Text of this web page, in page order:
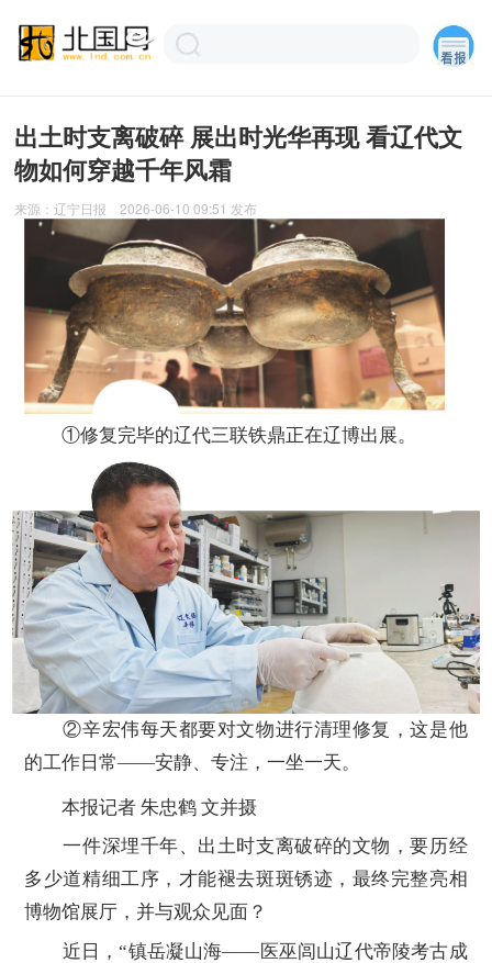
出土时支离破碎 展出时光华再现 看辽代文
物如何穿越千年风霜
来源：辽宁日报 2026-06-10 09:51 发布
①修复完毕的辽代三联铁鼎正在辽博出展。
②辛宏伟每天都要对文物进行清理修复，这是他
的工作日常——安静、专注，一坐一天。
本报记者 朱忠鹤 文并摄
一件深埋千年、出土时支离破碎的文物，要历经
多少道精细工序，才能褪去斑斑锈迹，最终完整亮相
博物馆展厅，并与观众见面？
近日，“镇岳凝山海——医巫闾山辽代帝陵考古成